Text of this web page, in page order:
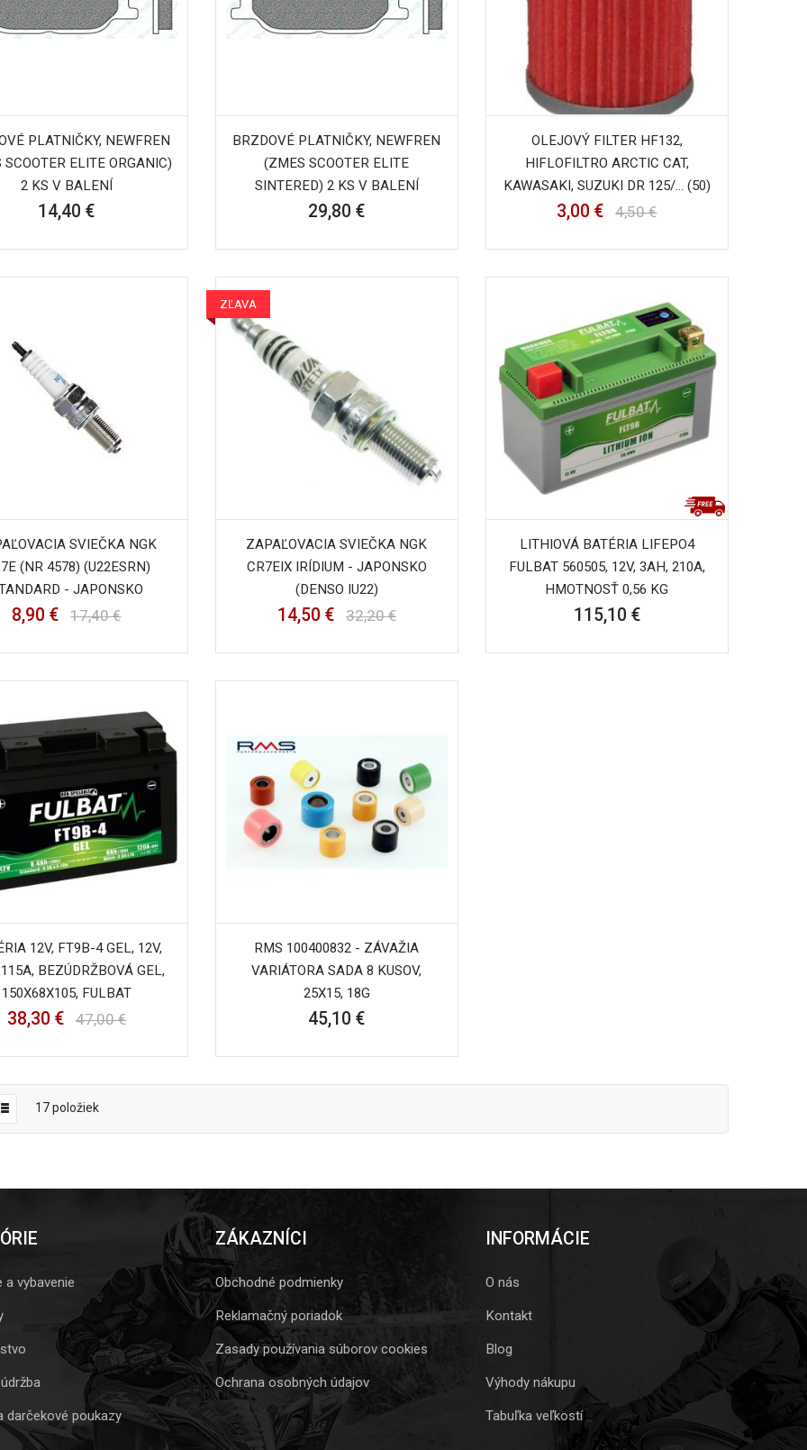
PLATNIČKY, NEWFREN
SCOOTER ELITE ORGANIC)
2 KS V BALENÍ
14,40 €
BRZDOVÉ PLATNIČKY, NEWFREN
(ZMES SCOOTER ELITE
SINTERED) 2 KS V BALENÍ
29,80 €
OLEJOVÝ FILTER HF132,
HIFLOFILTRO ARCTIC CAT,
KAWASAKI, SUZUKI DR 125/... (50)
3,00 € 4,50 €
SVIEČKA NGK
(NR 4578) (U22ESRN)
- JAPONSKO
8,90 € 17,40 €
ZĽAVA
ZAPAĽOVACIA SVIEČKA NGK
CR7EIX IRÍDIUM - JAPONSKO
(DENSO IU22)
14,50 € 32,20 €
LITHIOVÁ BATÉRIA LIFEPO4
FULBAT 560505, 12V, 3AH, 210A,
HMOTNOSŤ 0,56 KG
115,10 €
12V, FT9B-4 GEL, 12V,
BEZÚDRŽBOVÁ GEL,
150X68X105, FULBAT
38,30 € 47,00 €
RMS 100400832 - ZÁVAŽIA
VARIÁTORA SADA 8 KUSOV,
25X15, 18G
45,10 €
17položiek
a vybavenie
darčekové poukazy
ZÁKAZNÍCI
Obchodné podmienky
Reklamačný poriadok
Zasady používania súborov cookies
Ochrana osobných údajov
INFORMÁCIE
O nás
Kontakt
Blog
Výhody nákupu
Tabuľka veľkostí